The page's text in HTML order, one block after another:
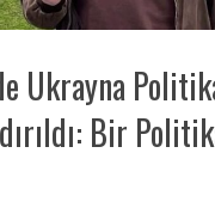
Ukrayna
Bir